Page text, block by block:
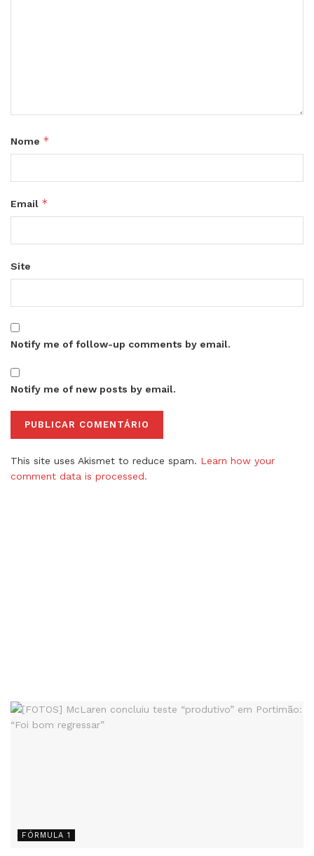
Nome *
Email *
Site
Notify me of follow-up comments by email.
Notify me of new posts by email.
This site uses Akismet to reduce spam. Learn how your
comment data is processed.
FÓRMULA 1